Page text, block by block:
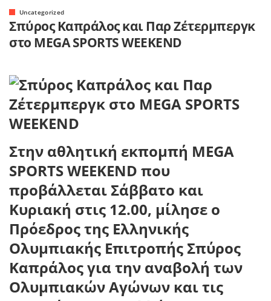
Uncategorized
Σπύρος Καπράλος και Παρ Zέτερμπεργκ
στο MEGA SPORTS WEEKEND
Στην αθλητική εκπομπή MEGA
SPORTS WEEKEND που
προβάλλεται Σάββατο και
Κυριακή στις 12.00, μίλησε ο
Πρόεδρος της Ελληνικής
Ολυμπιακής Επιτροπής Σπύρος
Καπράλος για την αναβολή των
Ολυμπιακών Αγώνων και τις